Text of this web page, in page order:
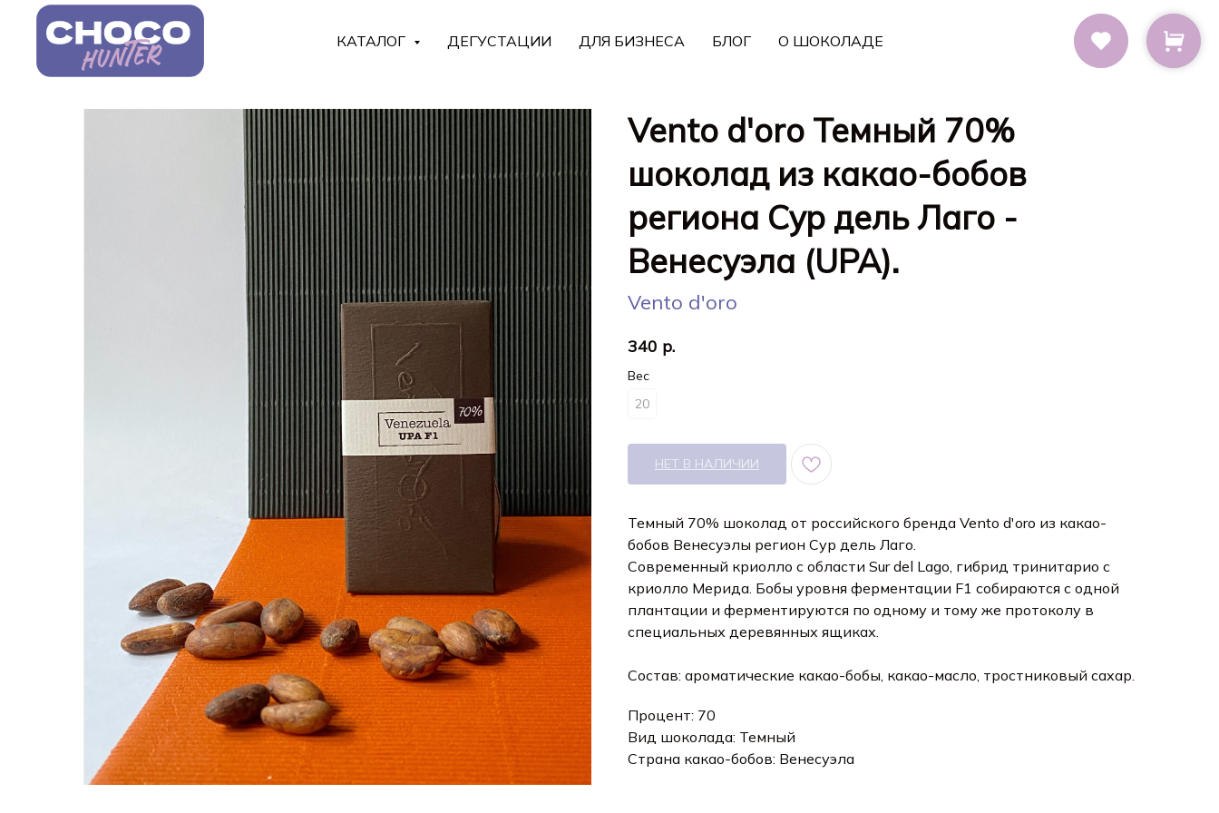
КАТАЛОГ ДЕГУСТАЦИИ ДЛЯ БИЗНЕСА БЛОГ О ШОКОЛАДЕ
Vento d'oro Темный 70%
шоколад из какао-бобов
региона Сур дель Лаго -
Венесуэла (UPA).
Vento d'oro
340 р.
Вес
20
НЕТ В НАЛИЧИИ
Темный 70% шоколад от российского бренда Vento d'oro из какао-
бобов Венесуэлы регион Сур дель Лаго.
Современный криолло с области Sur del Lago, гибрид тринитарио с
криолло Мерида. Бобы уровня ферментации F1 собираются с одной
плантации и ферментируются по одному и тому же протоколу в
специальных деревянных ящиках.
Состав: ароматические какао-бобы, какао-масло, тростниковый сахар.
Процент: 70
Вид шоколада: Темный
Страна какао-бобов: Венесуэла